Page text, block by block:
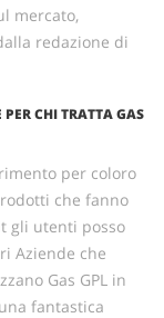
mercato,
redazione di
CHI TRATTA GAS
per coloro
che fanno
gli utenti posso
Aziende che
Gas GPL in
fantastica